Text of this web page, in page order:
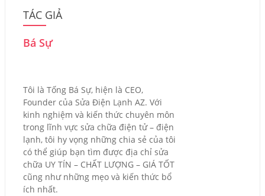
TÁC GIẢ
Bá Sự
Tôi là Tống Bá Sự, hiện là CEO,
Founder của Sửa Điện Lạnh AZ. Với
kinh nghiệm và kiến thức chuyên môn
trong lĩnh vực sửa chữa điện tử – điện
lạnh, tôi hy vọng những chia sẻ của tôi
có thể giúp bạn tìm được địa chỉ sửa
chữa UY TÍN – CHẤT LƯỢNG – GIÁ TỐT
cũng như những mẹo và kiến thức bổ
ích nhất.